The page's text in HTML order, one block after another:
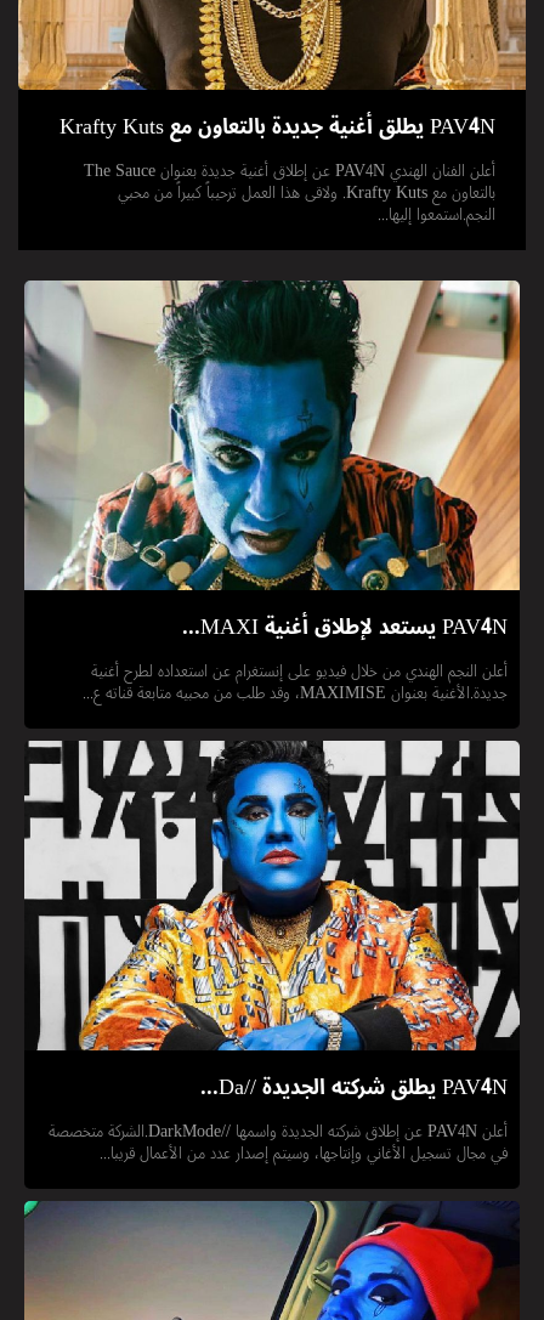
أعلن الفنان الهندي PAV4N عن إطلاق أغنية جديدة بعنوان The Sauce
بالتعاون مع Krafty Kuts. ولاقى هذا العمل ترحيباً كبيراً من محبي
النجم.استمعوا إليها...
أعلن النجم الهندي من خلال فيديو على إنستغرام عن استعداده لطرح أغنية
جديدة.الأغنية بعنوان MAXIMISE، وقد طلب من محبيه متابعة قناته ع...
أعلن PAV4N عن إطلاق شركته الجديدة واسمها //DarkMode.الشركة متخصصة
في مجال تسجيل الأغاني وإنتاجها، وسيتم إصدار عدد من الأعمال قريبا...